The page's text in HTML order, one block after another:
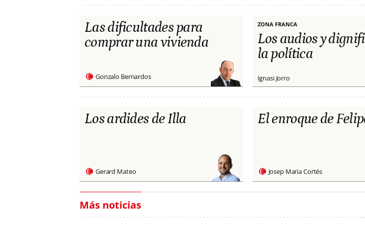
Las dificultades para
comprar una vivienda
Gonzalo Bernardos
ZONA FRANCA
Los audios y
la política
Ignasi Jorro
Los ardides de Illa
Gerard Mateo
El enroque de
Josep Maria Cortés
Más noticias